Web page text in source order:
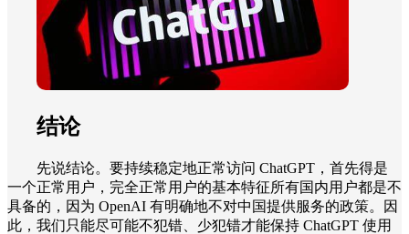
结论
先说结论。要持续稳定地正常访问 ChatGPT，首先得是
一个正常用户，完全正常用户的基本特征所有国内用户都是不
具备的，因为 OpenAI 有明确地不对中国提供服务的政策。因
此，我们只能尽可能不犯错、少犯错才能保持 ChatGPT 使用